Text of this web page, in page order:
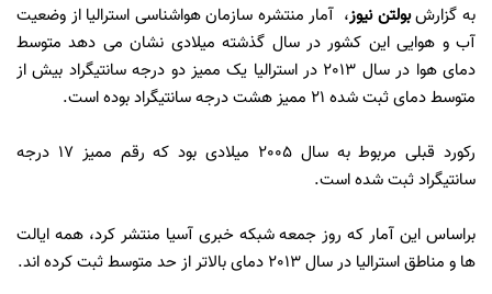
به گزارشبولتن نیوز، آمار منتشره سازمان هواشناسی استرالیا از وضعیت
آب و هوایی این کشور در سال گذشته میلادی نشان می دهد متوسط
دمای هوا در سال 2013 در استرالیا یک ممیز دو درجه سانتیگراد بیش از
متوسط دمای ثبت شده 21 ممیز هشت درجه سانتیگراد بوده است.
رکورد قبلی مربوط به سال 2005 میلادی بود که رقم ممیز 17 درجه
سانتیگراد ثبت شده است.
براساس این آمار که روز جمعه شبکه خبری آسیا منتشر کرد، همه ایالت
ها و مناطق استرالیا در سال 2013 دمای بالاتر از حد متوسط ثبت کرده اند.